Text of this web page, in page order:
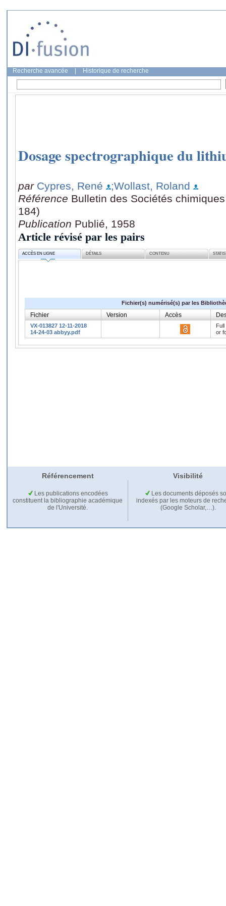
Recherche avancée Historique de recherche
Dosage spectrographique du
par Cypres, René
;Wollast, Roland
Référence Bulletin des Sociétés
184)
Publication Publié, 1958
Article révisé par les pairs
ACCÈS EN LIGNE DÉTAILS CONTENU
Fichier(s) numérisé(s) par les
Fichier Version Accès
VX-013827 12-11-2018
14-24-03 abbyy.pdf
or
Référencement Visibilité
Les publications encodées
constituent la bibliographie académique
de l'Université.
Les documents déposés
indexés par les moteurs de
(Google Scholar,…).